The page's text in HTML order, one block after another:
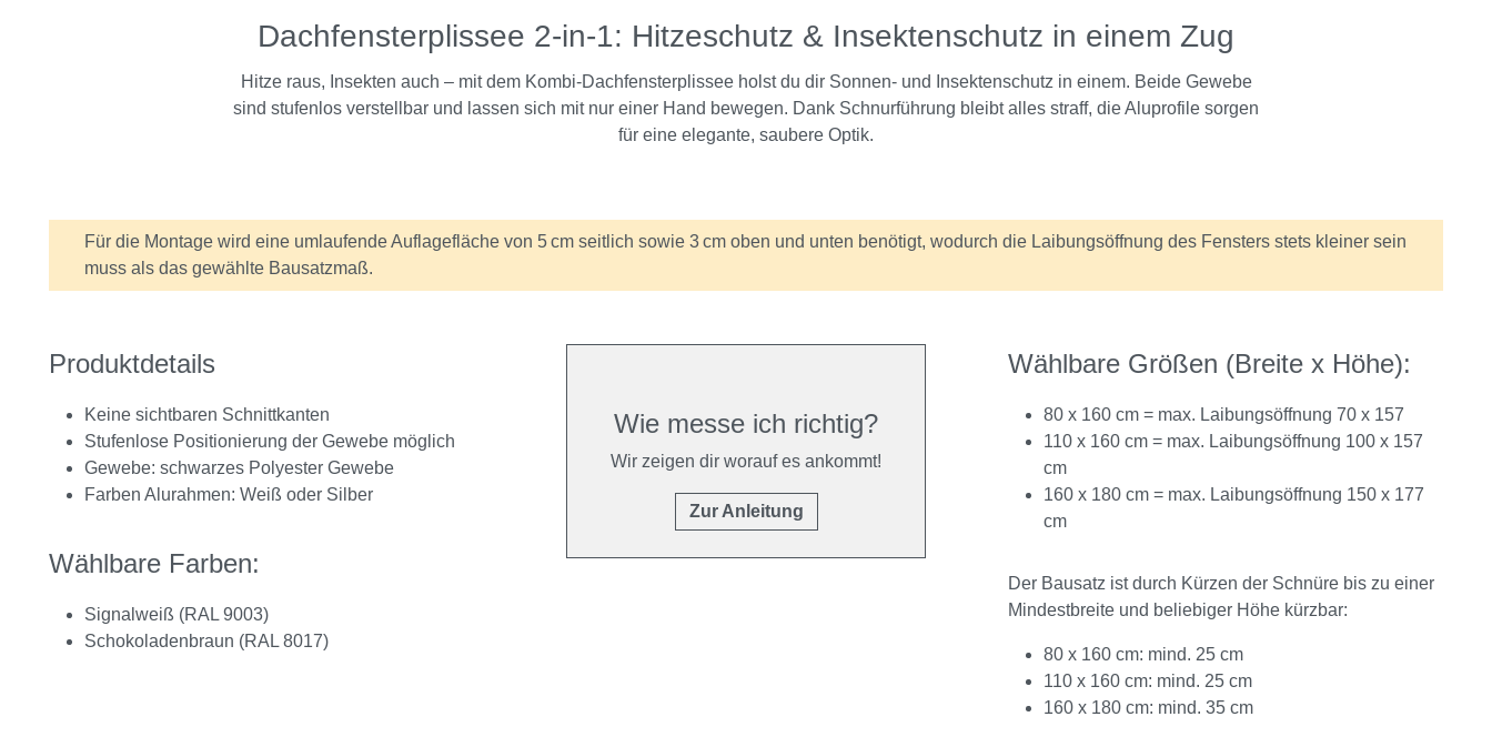
Dachfensterplissee 2-in-1: Hitzeschutz & Insektenschutz in einem Zug
Hitze raus, Insekten auch – mit dem Kombi-Dachfensterplissee holst du dir Sonnen- und Insektenschutz in einem. Beide Gewebe
sind stufenlos verstellbar und lassen sich mit nur einer Hand bewegen. Dank Schnurführung bleibt alles straff, die Aluprofile sorgen
für eine elegante, saubere Optik.
Information
Für die Montage wird eine umlaufende Auflagefläche von 5 cm seitlich sowie 3 cm oben und unten benötigt, wodurch die Laibungsöffnung des Fensters stets kleiner sein
muss als das gewählte Bausatzmaß.
Produktdetails
Keine sichtbaren Schnittkanten
Stufenlose Positionierung der Gewebe möglich
Gewebe: schwarzes Polyester Gewebe
Farben Alurahmen: Weiß oder Silber
Wählbare Farben:
Signalweiß (RAL 9003)
Schokoladenbraun (RAL 8017)
Wie messe ich richtig?
Wir zeigen dir worauf es ankommt!
Zur Anleitung
Wählbare Größen (Breite x Höhe):
80 x 160 cm = max. Laibungsöffnung 70 x 157
110 x 160 cm = max. Laibungsöffnung 100 x 157
cm
160 x 180 cm = max. Laibungsöffnung 150 x 177
cm
Der Bausatz ist durch Kürzen der Schnüre bis zu einer
Mindestbreite und beliebiger Höhe kürzbar:
80 x 160 cm: mind. 25 cm
110 x 160 cm: mind. 25 cm
160 x 180 cm: mind. 35 cm